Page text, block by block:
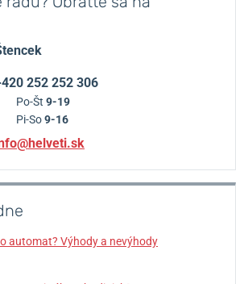
252 252 306
Po-Št 9-19
Pi-So9-16
automat? Výhody a nevýhody